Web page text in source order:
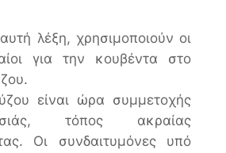
λέξη, χρησιμοποιούν οι
για την κουβέντα στο
είναι ώρα συμμετοχής
τόπος ακραίας
Οι συνδαιτυμόνες υπό